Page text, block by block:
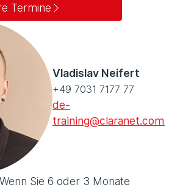
Termine
Vladislav Neifert
+49 7031 7177 77
de-
training@claranet.com
Sie 6 oder 3 Monate